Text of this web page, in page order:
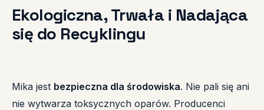
Ekologiczna, Trwała i Nadająca
się do Recyklingu
Mika jest bezpieczna dla środowiska. Nie pali się ani
nie wytwarza toksycznych oparów. Producenci